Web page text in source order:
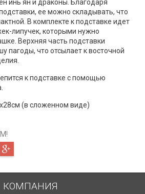
инь ян и драконы. Благодаря
ее можно складывать, что
В комплекте к подставке идет
липучек, которыми нужно
Верхняя часть подставки
пагоды, что отсылает к восточной
к подставке с помощью
(в сложенном виде)
КОМПАНИЯ